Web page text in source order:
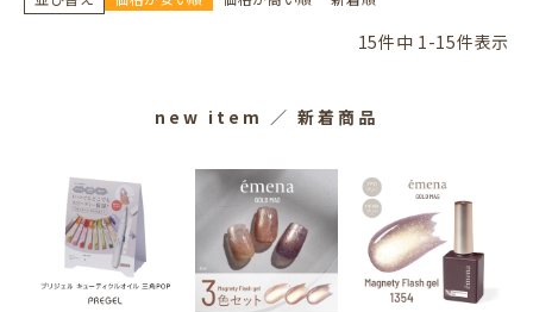
15件中 1-15件表示
new item ／ 新着商品